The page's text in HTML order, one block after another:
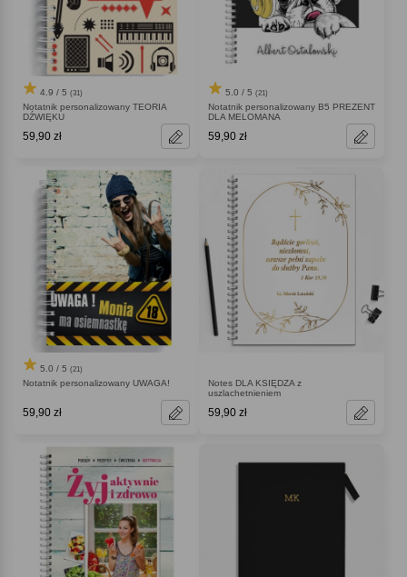
4.9 / 5 (31)
Notatnik personalizowany TEORIA
DŹWIĘKU
59,90 zł
5.0 / 5 (21)
Notatnik personalizowany B5 PREZENT
DLA MELOMANA
59,90 zł
5.0 / 5 (21)
Notatnik personalizowany UWAGA!
59,90 zł
Notes DLA KSIĘDZA z
uszlachetnieniem
59,90 zł